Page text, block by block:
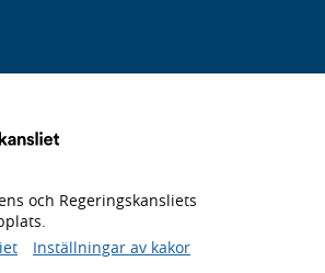
och Regeringskansliets
Inställningar av kakor